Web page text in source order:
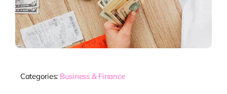
Categories: Business & Finance